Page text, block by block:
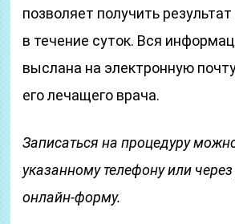
позволяет получить
в течение суток. Вся
выслана на электронную
его лечащего врача.
Записаться на процедуру
указанному телефону или
онлайн-форму.